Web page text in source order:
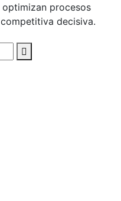
procesos
decisiva.